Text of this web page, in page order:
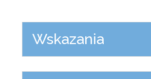
Wskazania